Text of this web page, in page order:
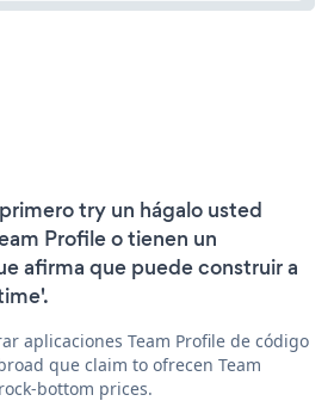
try un hágalo usted
Profile o tienen un
afirma que puede construir a
aplicaciones Team Profile de código
que claim to ofrecen Team
bottom prices.